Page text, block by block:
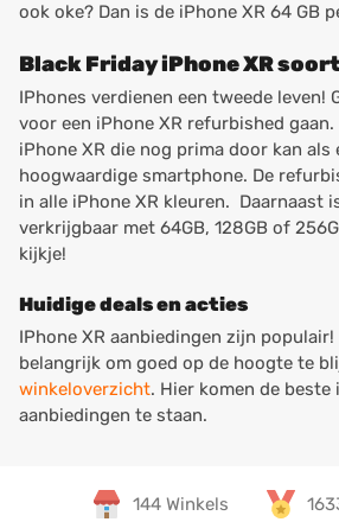
ook oke? Dan is de iPhone XR 64 GB
Black Friday iPhone XR
IPhones verdienen een tweede leven!
voor een iPhone XR refurbished
iPhone XR die nog prima door kan
hoogwaardige smartphone. De
in alle iPhone XR kleuren. Daarnaast
verkrijgbaar met 64GB, 128GB of
kijkje!
Huidige deals en acties
IPhone XR aanbiedingen zijn
belangrijk om goed op de hoogte te
winkeloverzicht. Hier komen de beste
aanbiedingen te staan.
144 Winkels